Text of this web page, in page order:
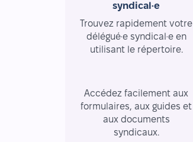
syndical·e
Trouvez rapidement votre
délégué·e syndical·e en
utilisant le répertoire.
Accédez facilement aux
formulaires, aux guides et
aux documents
syndicaux.